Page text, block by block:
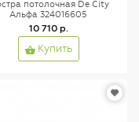
потолочная De City
Альфа 324016605
10 710 р.
Купить